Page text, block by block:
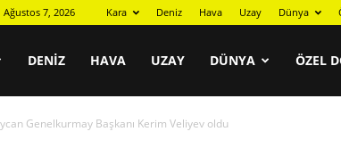
Ağustos 7, 2026 Kara Deniz Hava Uzay Dünya
DENIZ HAVA UZAY DÜNYA ÖZEL
Genelkurmay Başkanı Kerim Veliyev oldu